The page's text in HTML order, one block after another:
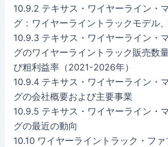
10.9.2 テキサス・ワイヤーライン・
グ：ワイヤーライントラックモデル
10.9.3 テキサス・ワイヤーライン・
グのワイヤーライントラック販売数
び粗利益率（2021-2026年）
10.9.4 テキサス・ワイヤーライン・
グの会社概要および主要事業
10.9.5 テキサス・ワイヤーライン・
グの最近の動向
10.10 ワイヤーライントラック・ファ